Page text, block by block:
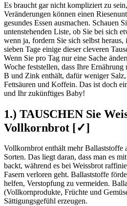
Es braucht gar nicht kompliziert zu
Veränderungen können einen
gesundes Essen ausmachen. Schauen
untenstehenden Liste, ob Sie bei sich
wenn ja, fordern Sie sich selbst heraus,
sieben Tage einige dieser cleveren
Wenn Sie pro Tag nur eine Sache
Woche feststellen, dass Ihre
B und Zink enthält, dafür weniger
Fettsäuren und Koffein. Das ist doch
und Ihr zukünftiges Baby!
1.) TAUSCHEN Sie
Vollkornbrot [✓]
Vollkornbrot enthält mehr Ballaststoffe
Sorten. Das liegt daran, dass man es
backt, während es bei Weissbrot
Fasern verloren geht. Ballaststoffe
helfen, Verstopfung zu vermeiden.
(Vollkornprodukte, Früchte und
Sättigungsgefühl erzeugen.